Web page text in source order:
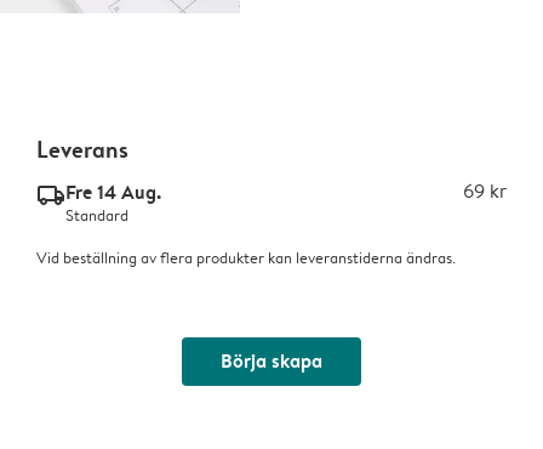
Leverans
delivery_standard_v2Fre 14 Aug. 69 kr
Standard
Vid beställning av flera produkter kan leveranstiderna ändras.
Börja skapa